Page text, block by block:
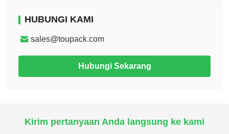
HUBUNGI KAMI
sales@toupack.com
Hubungi Sekarang
Kirim pertanyaan Anda langsung ke kami